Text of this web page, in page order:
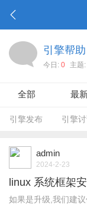
引擎帮助
今日: 0 主题:
全部 最
引擎发布 引擎
admin
2024-2-23
linux 系统框架
如果是升级,我们建